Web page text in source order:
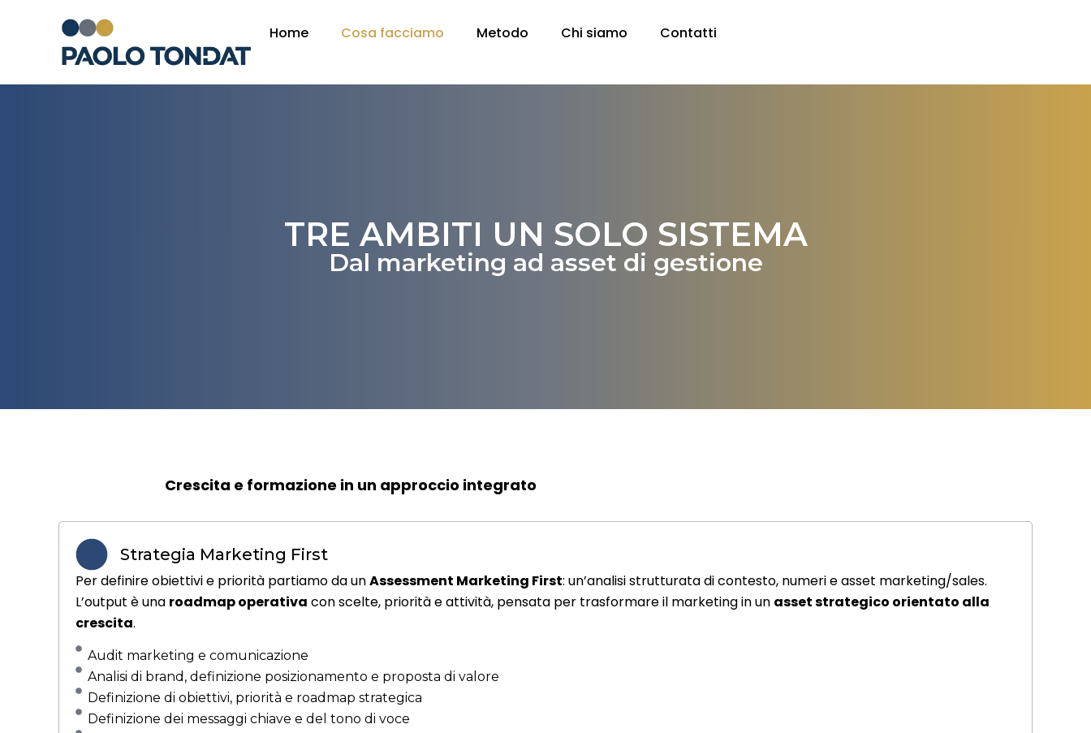
Home Cosa facciamo Metodo Chi siamo Contatti
TRE AMBITI UN SOLO SISTEMA
Dal marketing ad asset di gestione
Crescita e formazione in un approccio integrato
Strategia Marketing First
Per definire obiettivi e priorità partiamo da unAssessment Marketing First: un’analisi strutturata di contesto, numeri e asset marketing/sales.
L’output è una roadmap operativa con scelte, priorità e attività, pensata per trasformare il marketing in un asset strategico orientato alla
crescita.
Audit marketing e comunicazione
Analisi di brand, definizione posizionamento e proposta di valore
Definizione di obiettivi, priorità e roadmap strategica
Definizione dei messaggi chiave e del tono di voce